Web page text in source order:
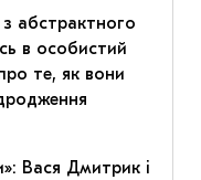
з абстрактного
в особистий
те, як вони
Вася Дмитрик і